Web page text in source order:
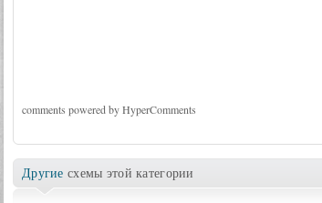
comments powered by HyperComments
Другие схемы этой категории